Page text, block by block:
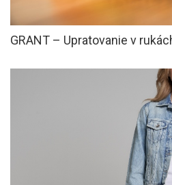
GRANT – Upratovanie v